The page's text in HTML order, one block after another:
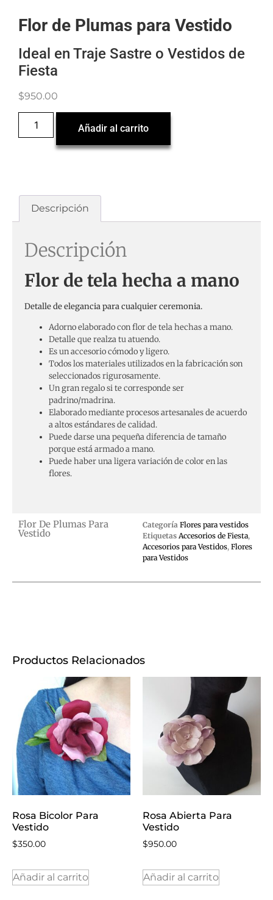
Flor de Plumas para Vestido
Ideal en Traje Sastre o Vestidos de
Fiesta
$950.00
Añadir al carrito
Descripción
Descripción
Flor de tela hecha a mano
Detalle de elegancia para cualquier ceremonia.
Adorno elaborado con flor de tela hechas a mano.
Detalle que realza tu atuendo.
Es un accesorio cómodo y ligero.
Todos los materiales utilizados en la fabricación son
seleccionados rigurosamente.
Un gran regalo si te corresponde ser
padrino/madrina.
Elaborado mediante procesos artesanales de acuerdo
a altos estándares de calidad.
Puede darse una pequeña diferencia de tamaño
porque está armado a mano.
Puede haber una ligera variación de color en las
flores.
Flor De Plumas Para
Vestido
Categoría Flores para vestidos
Etiquetas Accesorios de Fiesta,
Accesorios para Vestidos, Flores
para Vestidos
Productos Relacionados
Rosa Bicolor Para
Vestido
$350.00
Añadir al carrito
Rosa Abierta Para
Vestido
$950.00
Añadir al carrito